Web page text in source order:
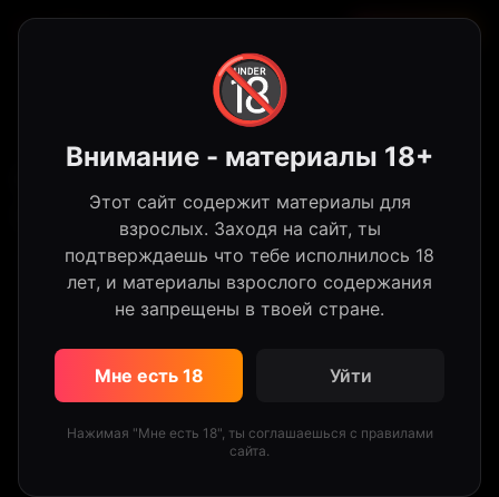
🔞
Внимание - материалы 18+
Этот сайт содержит материалы для
взрослых. Заходя на сайт, ты
подтверждаешь что тебе исполнилось 18
лет, и материалы взрослого содержания
не запрещены в твоей стране.
Мне есть 18 Уйти
Нажимая "Мне есть 18", ты соглашаешься с правилами
сайта.
HotTube
Сборник кончающих подростков:
сперма в рот и на лицо
51 просмотров·Кончает на лицо· 1 month ago
Поделиться
👎 0 Войди чтобы оценить
#минет #сперма #кончает
#подростки
#рот